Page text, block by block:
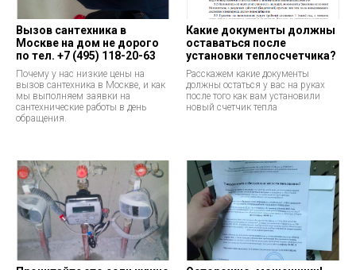
Вызов сантехника в
Москве на дом не дорого
по тел. +7 (495) 118-20-63
Почему у нас низкие цены на
вызов сантехника в Москве, и как
мы выполняем заявки на
сантехнические работы в день
обращения.
Какие документы должны
оставаться после
установки теплосчетчика?
Расскажем какие документы
должны остаться у вас на руках
после того как вам установили
новый счетчик тепла